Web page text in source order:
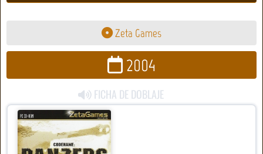
Zeta Games
2004
FICHA DE DOBLAJE